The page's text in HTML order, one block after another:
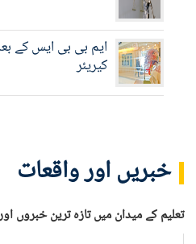
ایم بی بی ایس کے
کیریئر
خبریں اور واقعات
تعلیم کے میدان میں تازہ ترین خبروں